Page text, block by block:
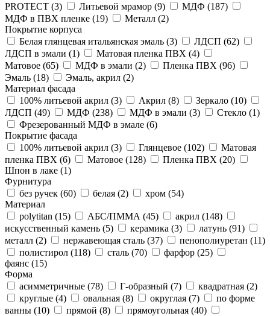
PROTECT (3) Литьевой мрамор (9) МДФ (187)
МДФ в ПВХ пленке (19) Металл (2)
Покрытие корпуса
Белая глянцевая итальянская эмаль (3) ЛДСП (62)
ЛДСП в эмали (1) Матовая пленка ПВХ (4)
Матовое (65) МДФ в эмали (2) Пленка ПВХ (96)
Эмаль (18) Эмаль, акрил (2)
Материал фасада
100% литьевой акрил (3) Акрил (8) Зеркало (10)
ЛДСП (49) МДФ (238) МДФ в эмали (3) Стекло (1)
Фрезерованный МДФ в эмале (6)
Покрытие фасада
100% литьевой акрил (3) Глянцевое (102)
Матовая
пленка ПВХ (6) Матовое (128) Пленка ПВХ (20)
Шпон в лаке (1)
Фурнитура
без ручек (60) белая (2) хром (54)
Материал
polytitan (15) АБС/ПММА (45) акрил (148)
искусственный камень (5) керамика (3) латунь (91)
металл (2) нержавеющая сталь (37) пенополиуретан (11)
полистирол (118) сталь (70) фарфор (25)
фаянс (15)
Форма
асимметричные (78) Г-образный (7) квадратная (2)
круглые (4) овальная (8) округлая (7)
по форме
ванны (10) прямой (8) прямоугольная (40)